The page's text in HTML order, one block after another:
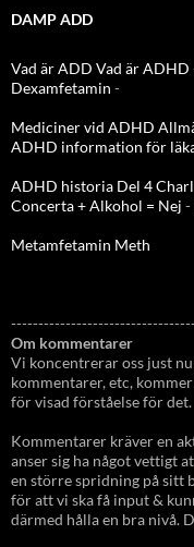
DAMP ADD
Vad är ADD Vad är ADHD
Dexamfetamin -
Mediciner vid ADHD
ADHD information för
ADHD historia Del 4
Concerta + Alkohol = Nej -
Metamfetamin Meth
Om kommentarer
Vi koncentrerar oss just
kommentarer, etc,
för visad förståelse för det.
Kommentarer kräver en
anser sig ha något vettigt
en större spridning på sitt
för att vi ska få input &
därmed hålla en bra nivå.